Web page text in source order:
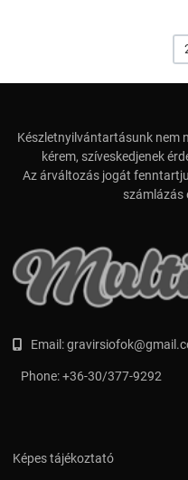
Készletnyilvántartásunk nem
kérem, szíveskedjenek
Az árváltozás jogát
számlázás
Email:
Phone:+36-30/377-9292
Képes tájékoztató